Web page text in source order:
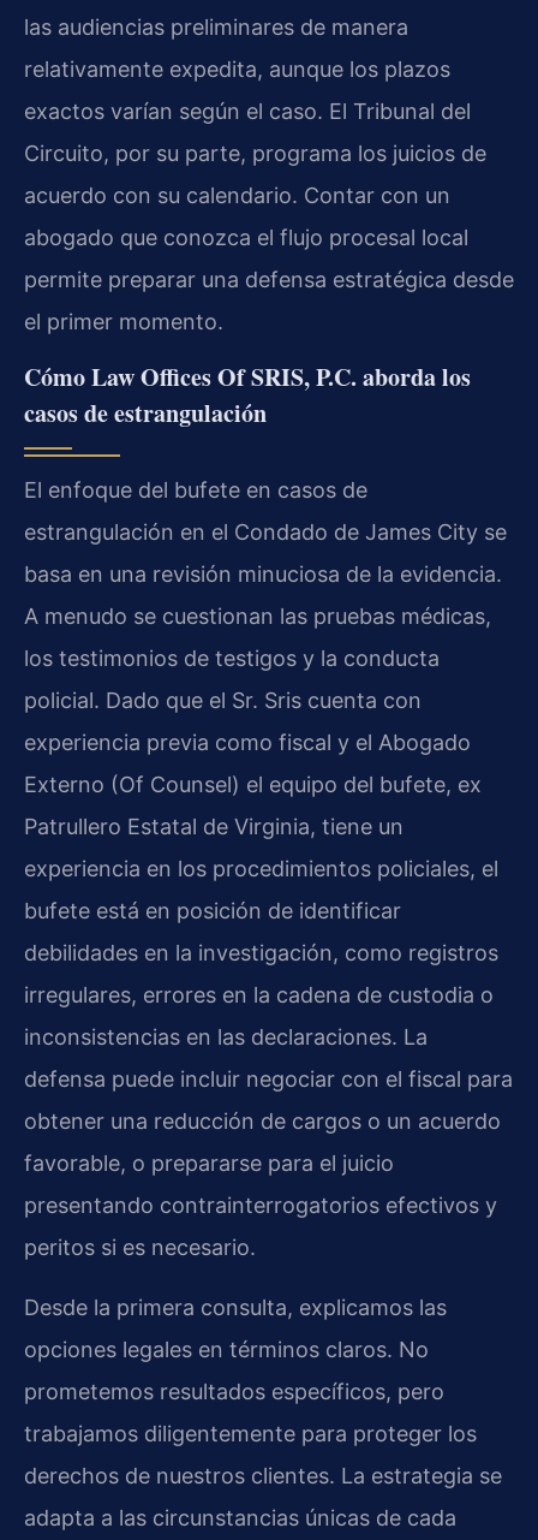
las audiencias preliminares de manera
relativamente expedita, aunque los plazos
exactos varían según el caso. El Tribunal del
Circuito, por su parte, programa los juicios de
acuerdo con su calendario. Contar con un
abogado que conozca el flujo procesal local
permite preparar una defensa estratégica desde
el primer momento.
Cómo Law Offices Of SRIS, P.C. aborda los
casos de estrangulación
El enfoque del bufete en casos de
estrangulación en el Condado de James City se
basa en una revisión minuciosa de la evidencia.
A menudo se cuestionan las pruebas médicas,
los testimonios de testigos y la conducta
policial. Dado que el Sr. Sris cuenta con
experiencia previa como fiscal y el Abogado
Externo (Of Counsel) el equipo del bufete, ex
Patrullero Estatal de Virginia, tiene un
experiencia en los procedimientos policiales, el
bufete está en posición de identificar
debilidades en la investigación, como registros
irregulares, errores en la cadena de custodia o
inconsistencias en las declaraciones. La
defensa puede incluir negociar con el fiscal para
obtener una reducción de cargos o un acuerdo
favorable, o prepararse para el juicio
presentando contrainterrogatorios efectivos y
peritos si es necesario.
Desde la primera consulta, explicamos las
opciones legales en términos claros. No
prometemos resultados específicos, pero
trabajamos diligentemente para proteger los
derechos de nuestros clientes. La estrategia se
adapta a las circunstancias únicas de cada